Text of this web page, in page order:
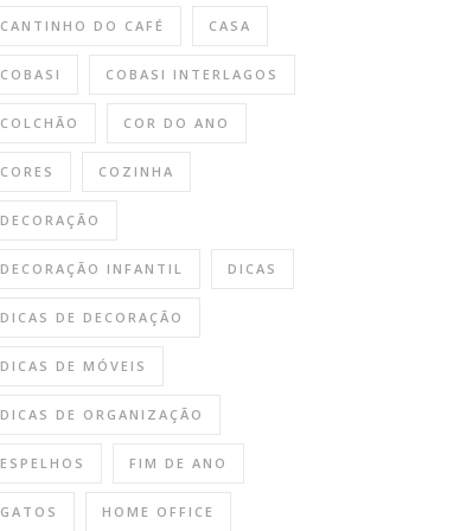
CANTINHO DO CAFÉ CASA
COBASI COBASI INTERLAGOS
COLCHÃO COR DO ANO
CORES COZINHA
DECORAÇÃO
DECORAÇÃO INFANTIL DICAS
DICAS DE DECORAÇÃO
DICAS DE MÓVEIS
DICAS DE ORGANIZAÇÃO
ESPELHOS FIM DE ANO
GATOS HOME OFFICE